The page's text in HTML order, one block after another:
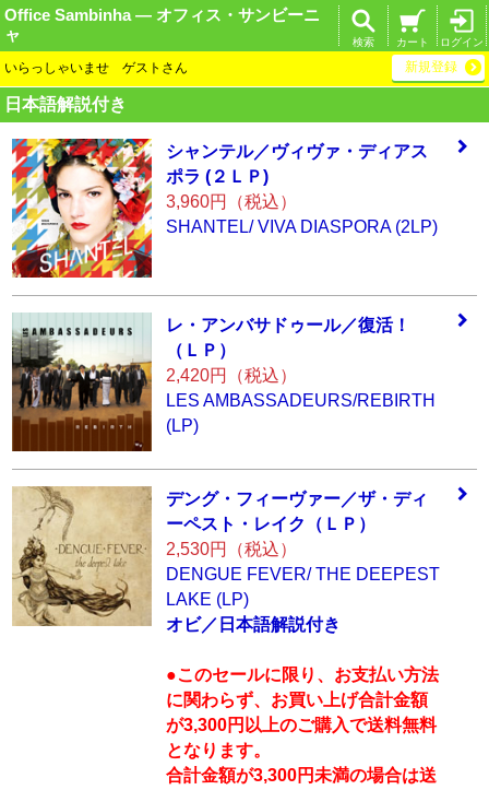
Office Sambinha ― オフィス・サンビーニ
ャ
ログイン
カート
検索
いらっしゃいませ ゲストさん 新規登録
日本語解説付き
シャンテル／ヴィ ヴァ・ディアス
ポラ (２ＬＰ)
3,960円（税込）
SHANTEL/ VIVA DIASPORA (2LP)
レ・アンバサドゥール／復活！
（Ｌ Ｐ）
2,420円（税込）
LES AMBASSADEURS/REBIRTH
(LP)
デング・フィーヴァー／ザ・ディ
ーペスト・レイク（ ＬＰ）
2,530円（税込）
DENGUE FEVER/ THE DEEPEST
LAKE (LP)
オビ／日本語解説付き
●このセールに限り、お支払い方法
に関わらず、お買い上げ合計金額
が3,300円以上のご購入で送料無料
となります。
合計金額が3,300円未満の場合は送